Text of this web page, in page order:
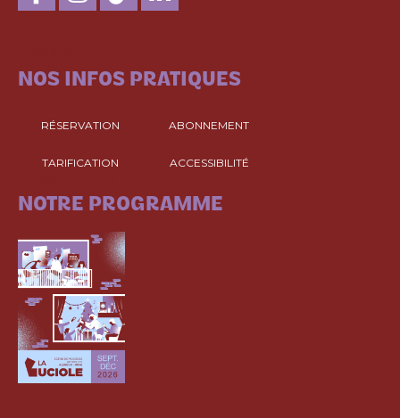
NOS INFOS PRATIQUES
RÉSERVATION ABONNEMENT
TARIFICATION ACCESSIBILITÉ
NOTRE PROGRAMME